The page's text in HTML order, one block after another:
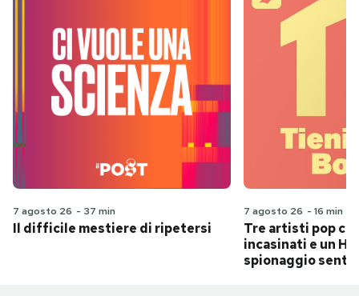
7 agosto 26 - 37 min
Il difficile mestiere di ripetersi
7 agosto 26 - 16 min
Tre artisti pop
incasinati e un
spionaggio